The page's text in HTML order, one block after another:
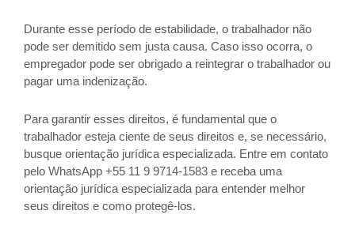
Durante esse período de estabilidade, o trabalhador não
pode ser demitido sem justa causa. Caso isso ocorra, o
empregador pode ser obrigado a reintegrar o trabalhador ou
pagar uma indenização.
Para garantir esses direitos, é fundamental que o
trabalhador esteja ciente de seus direitos e, se necessário,
busque orientação jurídica especializada. Entre em contato
pelo WhatsApp +55 11 9 9714-1583 e receba uma
orientação jurídica especializada para entender melhor
seus direitos e como protegê-los.